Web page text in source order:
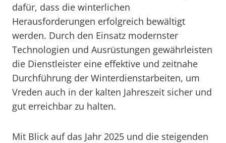
dafür, dass die winterlichen
Herausforderungen erfolgreich bewältigt
werden. Durch den Einsatz modernster
Technologien und Ausrüstungen gewährleisten
die Dienstleister eine effektive und zeitnahe
Durchführung der Winterdienstarbeiten, um
Vreden auch in der kalten Jahreszeit sicher und
gut erreichbar zu halten.
Mit Blick auf das Jahr 2025 und die steigenden